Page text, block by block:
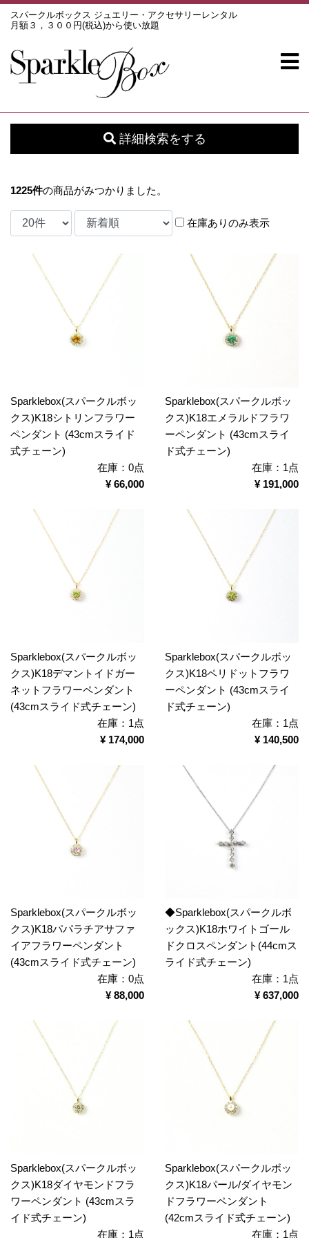
スパークルボックス ジュエリー・アクセサリーレンタル
月額３，３００円(税込)から使い放題
詳細検索をする
1225件の商品がみつかりました。
在庫ありのみ表示
Sparklebox(スパークルボッ
クス)K18シトリンフラワー
ペンダント (43cmスライド
式チェーン)
在庫：0点
¥ 66,000
Sparklebox(スパークルボッ
クス)K18エメラルドフラワ
ーペンダント (43cmスライ
ド式チェーン)
在庫：1点
¥ 191,000
Sparklebox(スパークルボッ
クス)K18デマントイドガー
ネットフラワーペンダント
(43cmスライド式チェーン)
在庫：1点
¥ 174,000
Sparklebox(スパークルボッ
クス)K18ペリドットフラワ
ーペンダント (43cmスライ
ド式チェーン)
在庫：1点
¥ 140,500
Sparklebox(スパークルボッ
クス)K18パパラチアサファ
イアフラワーペンダント
(43cmスライド式チェーン)
在庫：0点
¥ 88,000
◆Sparklebox(スパークルボ
ックス)K18ホワイトゴール
ドクロスペンダント(44cmス
ライド式チェーン)
在庫：1点
¥ 637,000
Sparklebox(スパークルボッ
クス)K18ダイヤモンドフラ
ワーペンダント (43cmスラ
イド式チェーン)
在庫：1点
Sparklebox(スパークルボッ
クス)K18パール/ダイヤモン
ドフラワーペンダント
(42cmスライド式チェーン)
在庫：1点